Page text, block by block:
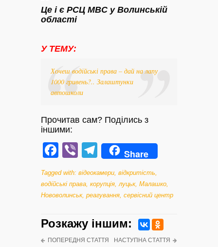
Це і є РСЦ МВС у Волинській
області
У ТЕМУ:
Хочеш водійські права – дай на лапу
1000 гривень?.. Залаштунки
автошколи
Прочитав сам? Поділись з
іншими:
Facebook
ViberTelegram
Share
Tagged with: відеокамери відкритість
водійські права корупція луцьк, Малашко
Нововолинськ, реагування сервісний центр
Розкажу iншим:
ПОПЕРЕДНЯ СТАТТЯ НАСТУПНА СТАТТЯ